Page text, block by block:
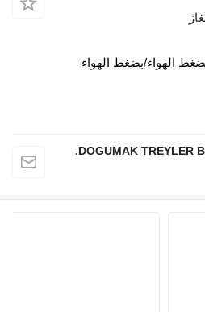
الهواء/بضغط الهواء
DOGUMAK TREYLER